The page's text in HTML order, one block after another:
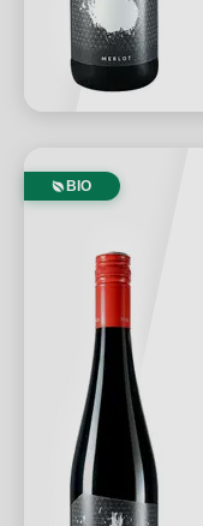
BIO